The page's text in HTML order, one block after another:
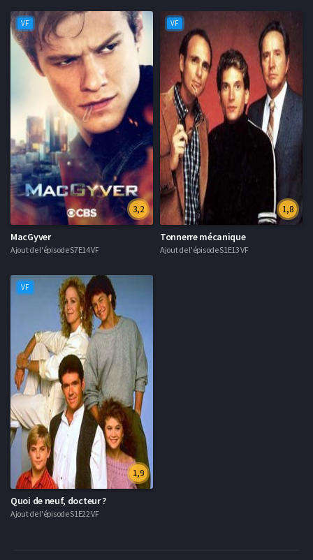
VF
3,2
MacGyver
Ajout de l'épisode S7E14 VF
VF
1,8
Tonnerre mécanique
Ajout de l'épisode S1E13 VF
VF
1,9
Quoi de neuf, docteur ?
Ajout de l'épisode S1E22 VF